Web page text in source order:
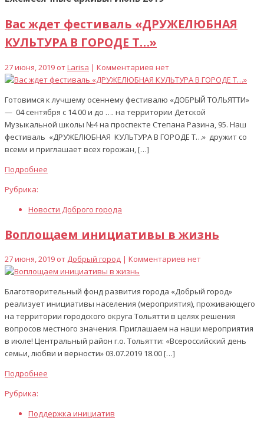
Вас ждет фестиваль «ДРУЖЕЛЮБНАЯ
КУЛЬТУРА В ГОРОДЕ Т…»
27 июня, 2019 отLarisa | Комментариев нет
Готовимся к лучшему осеннему фестивалю «ДОБРЫЙ ТОЛЬЯТТИ»
— 04 сентября с 14.00 и до …. на территории Детской
Музыкальной школы №4 на проспекте Степана Разина, 95. Наш
фестиваль «ДРУЖЕЛЮБНАЯ КУЛЬТУРА В ГОРОДЕ Т…» дружит со
всеми и приглашает всех горожан, […]
Подробнее
Рубрика:
Новости Доброго города
Воплощаем инициативы в жизнь
27 июня, 2019 от Добрый город | Комментариев нет
Благотворительный фонд развития города «Добрый город»
реализует инициативы населения (мероприятия), проживающего
на территории городского округа Тольятти в целях решения
вопросов местного значения. Приглашаем на наши мероприятия
в июле! Центральный район г.о. Тольятти: «Всероссийский день
семьи, любви и верности» 03.07.2019 18.00 […]
Подробнее
Рубрика:
Поддержка инициатив